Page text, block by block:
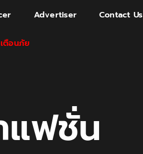
Advertiser Contact Us
เตือนภัย
แฟชั่น